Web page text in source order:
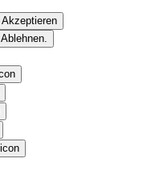
Akzeptieren
Ablehnen.